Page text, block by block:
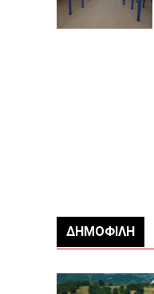
ΔΗΜΟΦΙΛΉ